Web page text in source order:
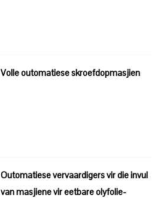
Volle outomatiese skroefdopmasjien
Outomatiese vervaardigers vir die invul
van masjiene vir eetbare olyfolie-